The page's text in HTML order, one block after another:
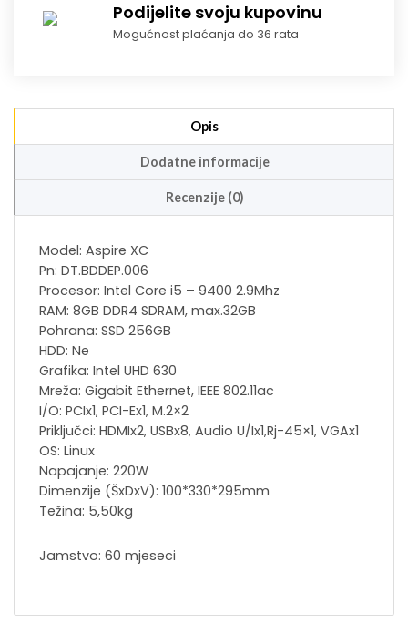
Podijelite svoju kupovinu
Mogućnost plaćanja do 36 rata
Opis
Dodatne informacije
Recenzije (0)
Model: Aspire XC
Pn: DT.BDDEP.006
Procesor: Intel Core i5 – 9400 2.9Mhz
RAM: 8GB DDR4 SDRAM, max.32GB
Pohrana: SSD 256GB
HDD: Ne
Grafika: Intel UHD 630
Mreža: Gigabit Ethernet, IEEE 802.11ac
I/O: PCIx1, PCI-Ex1, M.2×2
Priključci: HDMIx2, USBx8, Audio U/Ix1,Rj-45×1, VGAx1
OS: Linux
Napajanje: 220W
Dimenzije (ŠxDxV): 100*330*295mm
Težina: 5,50kg
Jamstvo: 60 mjeseci